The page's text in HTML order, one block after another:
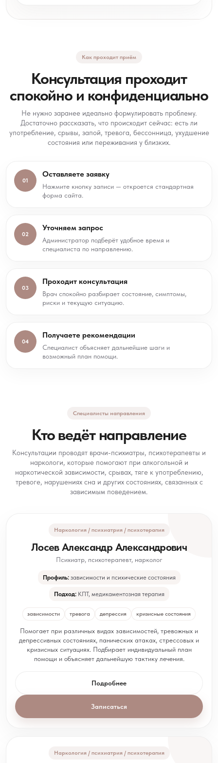
Как проходит приём
Консультация проходит
спокойно и конфиденциально
Не нужно заранее идеально формулировать проблему.
Достаточно рассказать, что происходит сейчас: есть ли
употребление, срывы, запой, тревога, бессонница, ухудшение
состояния или переживания у близких.
01
Оставляете заявку
Нажмите кнопку записи — откроется стандартная
форма сайта.
02
Уточняем запрос
Администратор подберёт удобное время и
специалиста по направлению.
03
Проходит консультация
Врач спокойно разбирает состояние, симптомы,
риски и текущую ситуацию.
04
Получаете рекомендации
Специалист объясняет дальнейшие шаги и
возможный план помощи.
Специалисты направления
Кто ведёт направление
Консультации проводят врачи-психиатры, психотерапевты и
наркологи, которые помогают при алкогольной и
наркотической зависимости, срывах, тяге к употреблению,
тревоге, нарушениях сна и других состояниях, связанных с
зависимым поведением.
Наркология / психиатрия / психотерапия
Лосев Александр Александрович
Психиатр, психотерапевт, нарколог
Профиль:зависимости и психические состояния
Подход:КПТ, медикаментозная терапия
зависимости тревога депрессия кризисные состояния
Помогает при различных видах зависимостей, тревожных и
депрессивных состояниях, панических атаках, стрессовых и
кризисных ситуациях. Подбирает индивидуальный план
помощи и объясняет дальнейшую тактику лечения.
Подробнее
Записаться
Наркология / психиатрия / психотерапия